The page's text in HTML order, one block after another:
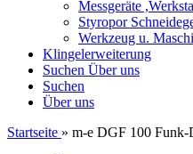
Messgeräte
Styropor
Werkzeug u.
Klingelerweiterung
Suchen Über uns
Suchen
Über uns
Startseite » m-e DGF 100 Funk-